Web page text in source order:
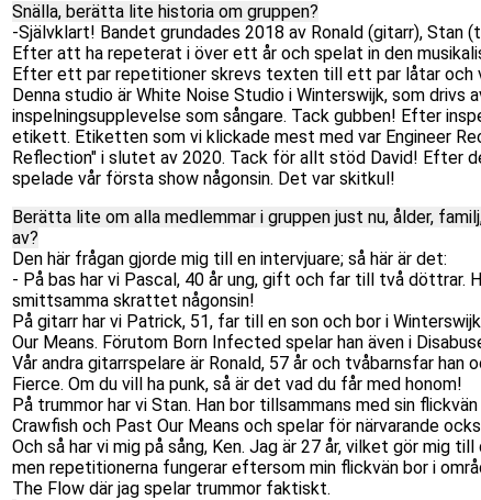
Snälla, berätta lite historia om gruppen?
-Självklart! Bandet grundades 2018 av Ronald (gitarr), Stan
Efter att ha repeterat i över ett år och spelat in den
Efter ett par repetitioner skrevs texten till ett par låtar och
Denna studio är White Noise Studio i Winterswijk, som drivs
inspelningsupplevelse som sångare. Tack gubben! Efter
etikett. Etiketten som vi klickade mest med var Engineer
Reflection" i slutet av 2020. Tack för allt stöd David! Efter
spelade vår första show någonsin. Det var skitkul!
Berätta lite om alla medlemmar i gruppen just nu, ålder,
av?
Den här frågan gjorde mig till en intervjuare; så här är det:
- På bas har vi Pascal, 40 år ung, gift och far till två döttrar.
smittsamma skrattet någonsin!
På gitarr har vi Patrick, 51, far till en son och bor i
Our Means. Förutom Born Infected spelar han även i
Vår andra gitarrspelare är Ronald, 57 år och tvåbarnsfar han
Fierce. Om du vill ha punk, så är det vad du får med honom!
På trummor har vi Stan. Han bor tillsammans med sin
Crawfish och Past Our Means och spelar för närvarande
Och så har vi mig på sång, Ken. Jag är 27 år, vilket gör mig
men repetitionerna fungerar eftersom min flickvän bor i
The Flow där jag spelar trummor faktiskt.